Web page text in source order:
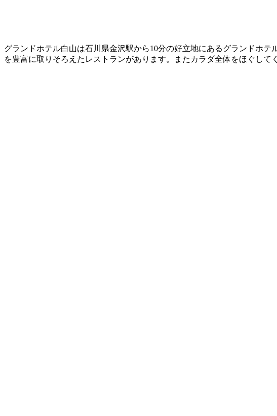
グランドホテル白山は石川県金沢駅から10分の好立地にあるグランドホ
を豊富に取りそろえたレストランがあります。またカラダ全体をほぐし